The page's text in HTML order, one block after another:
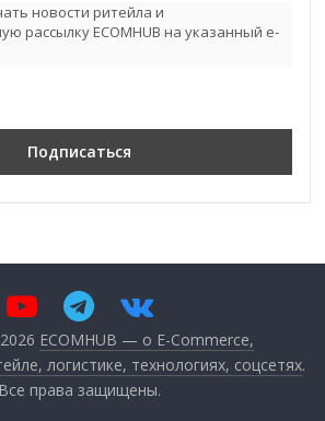
новости ритейла и
рассылку ECOMHUB на указанный e-
ECOMHUB — о E-Commerce,
логистике, технологиях, соцсетях.
Все права защищены.